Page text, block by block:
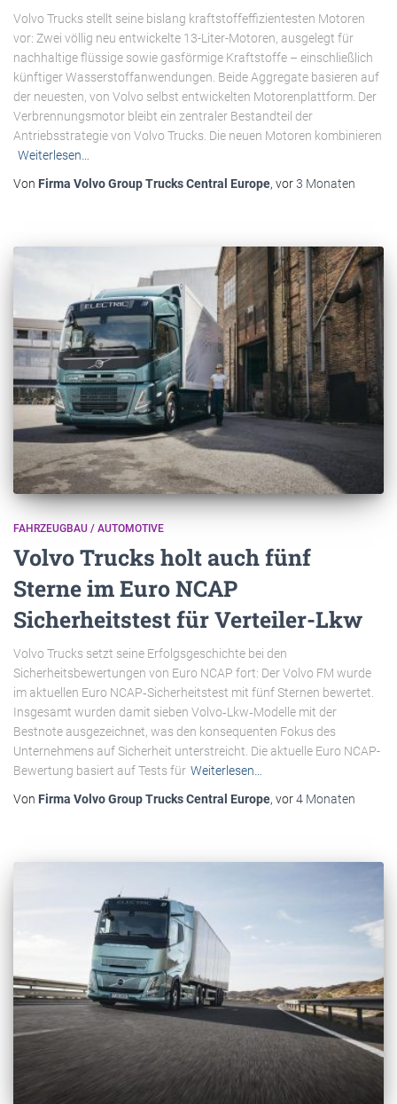
Volvo Trucks stellt seine bislang kraftstoffeffizientesten Motoren
vor: Zwei völlig neu entwickelte 13-Liter-Motoren, ausgelegt für
nachhaltige flüssige sowie gasförmige Kraftstoffe – einschließlich
künftiger Wasserstoffanwendungen. Beide Aggregate basieren auf
der neuesten, von Volvo selbst entwickelten Motorenplattform. Der
Verbrennungsmotor bleibt ein zentraler Bestandteil der
Antriebsstrategie von Volvo Trucks. Die neuen Motoren kombinieren
Weiterlesen…
Von Firma Volvo Group Trucks Central Europe, vor3 Monaten
FAHRZEUGBAU / AUTOMOTIVE
Volvo Trucks holt auch fünf
Sterne im Euro NCAP
Sicherheitstest für Verteiler-Lkw
Volvo Trucks setzt seine Erfolgsgeschichte bei den
Sicherheitsbewertungen von Euro NCAP fort: Der Volvo FM wurde
im aktuellen Euro NCAP‑Sicherheitstest mit fünf Sternen bewertet.
Insgesamt wurden damit sieben Volvo‑Lkw‑Modelle mit der
Bestnote ausgezeichnet, was den konsequenten Fokus des
Unternehmens auf Sicherheit unterstreicht. Die aktuelle Euro NCAP-
Bewertung basiert auf Tests für Weiterlesen…
Von Firma Volvo Group Trucks Central Europe, vor4 Monaten